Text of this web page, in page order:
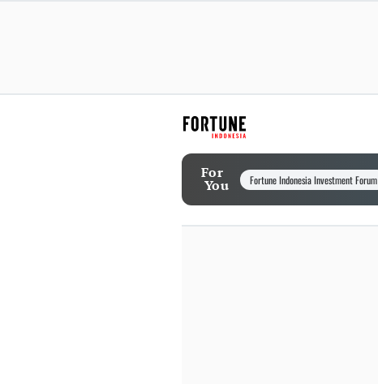
For
You Fortune Indonesia Investment Forum